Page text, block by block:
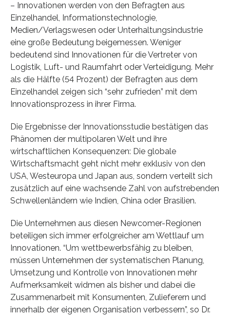
– Innovationen werden von den Befragten aus
Einzelhandel, Informationstechnologie,
Medien/Verlagswesen oder Unterhaltungsindustrie
eine große Bedeutung beigemessen. Weniger
bedeutend sind Innovationen für die Vertreter von
Logistik, Luft- und Raumfahrt oder Verteidigung. Mehr
als die Hälfte (54 Prozent) der Befragten aus dem
Einzelhandel zeigen sich “sehr zufrieden” mit dem
Innovationsprozess in ihrer Firma.
Die Ergebnisse der Innovationsstudie bestätigen das
Phänomen der multipolaren Welt und ihre
wirtschaftlichen Konsequenzen: Die globale
Wirtschaftsmacht geht nicht mehr exklusiv von den
USA, Westeuropa und Japan aus, sondern verteilt sich
zusätzlich auf eine wachsende Zahl von aufstrebenden
Schwellenländern wie Indien, China oder Brasilien.
Die Unternehmen aus diesen Newcomer-Regionen
beteiligen sich immer erfolgreicher am Wettlauf um
Innovationen. “Um wettbewerbsfähig zu bleiben,
müssen Unternehmen der systematischen Planung,
Umsetzung und Kontrolle von Innovationen mehr
Aufmerksamkeit widmen als bisher und dabei die
Zusammenarbeit mit Konsumenten, Zulieferern und
innerhalb der eigenen Organisation verbessern”, so Dr.